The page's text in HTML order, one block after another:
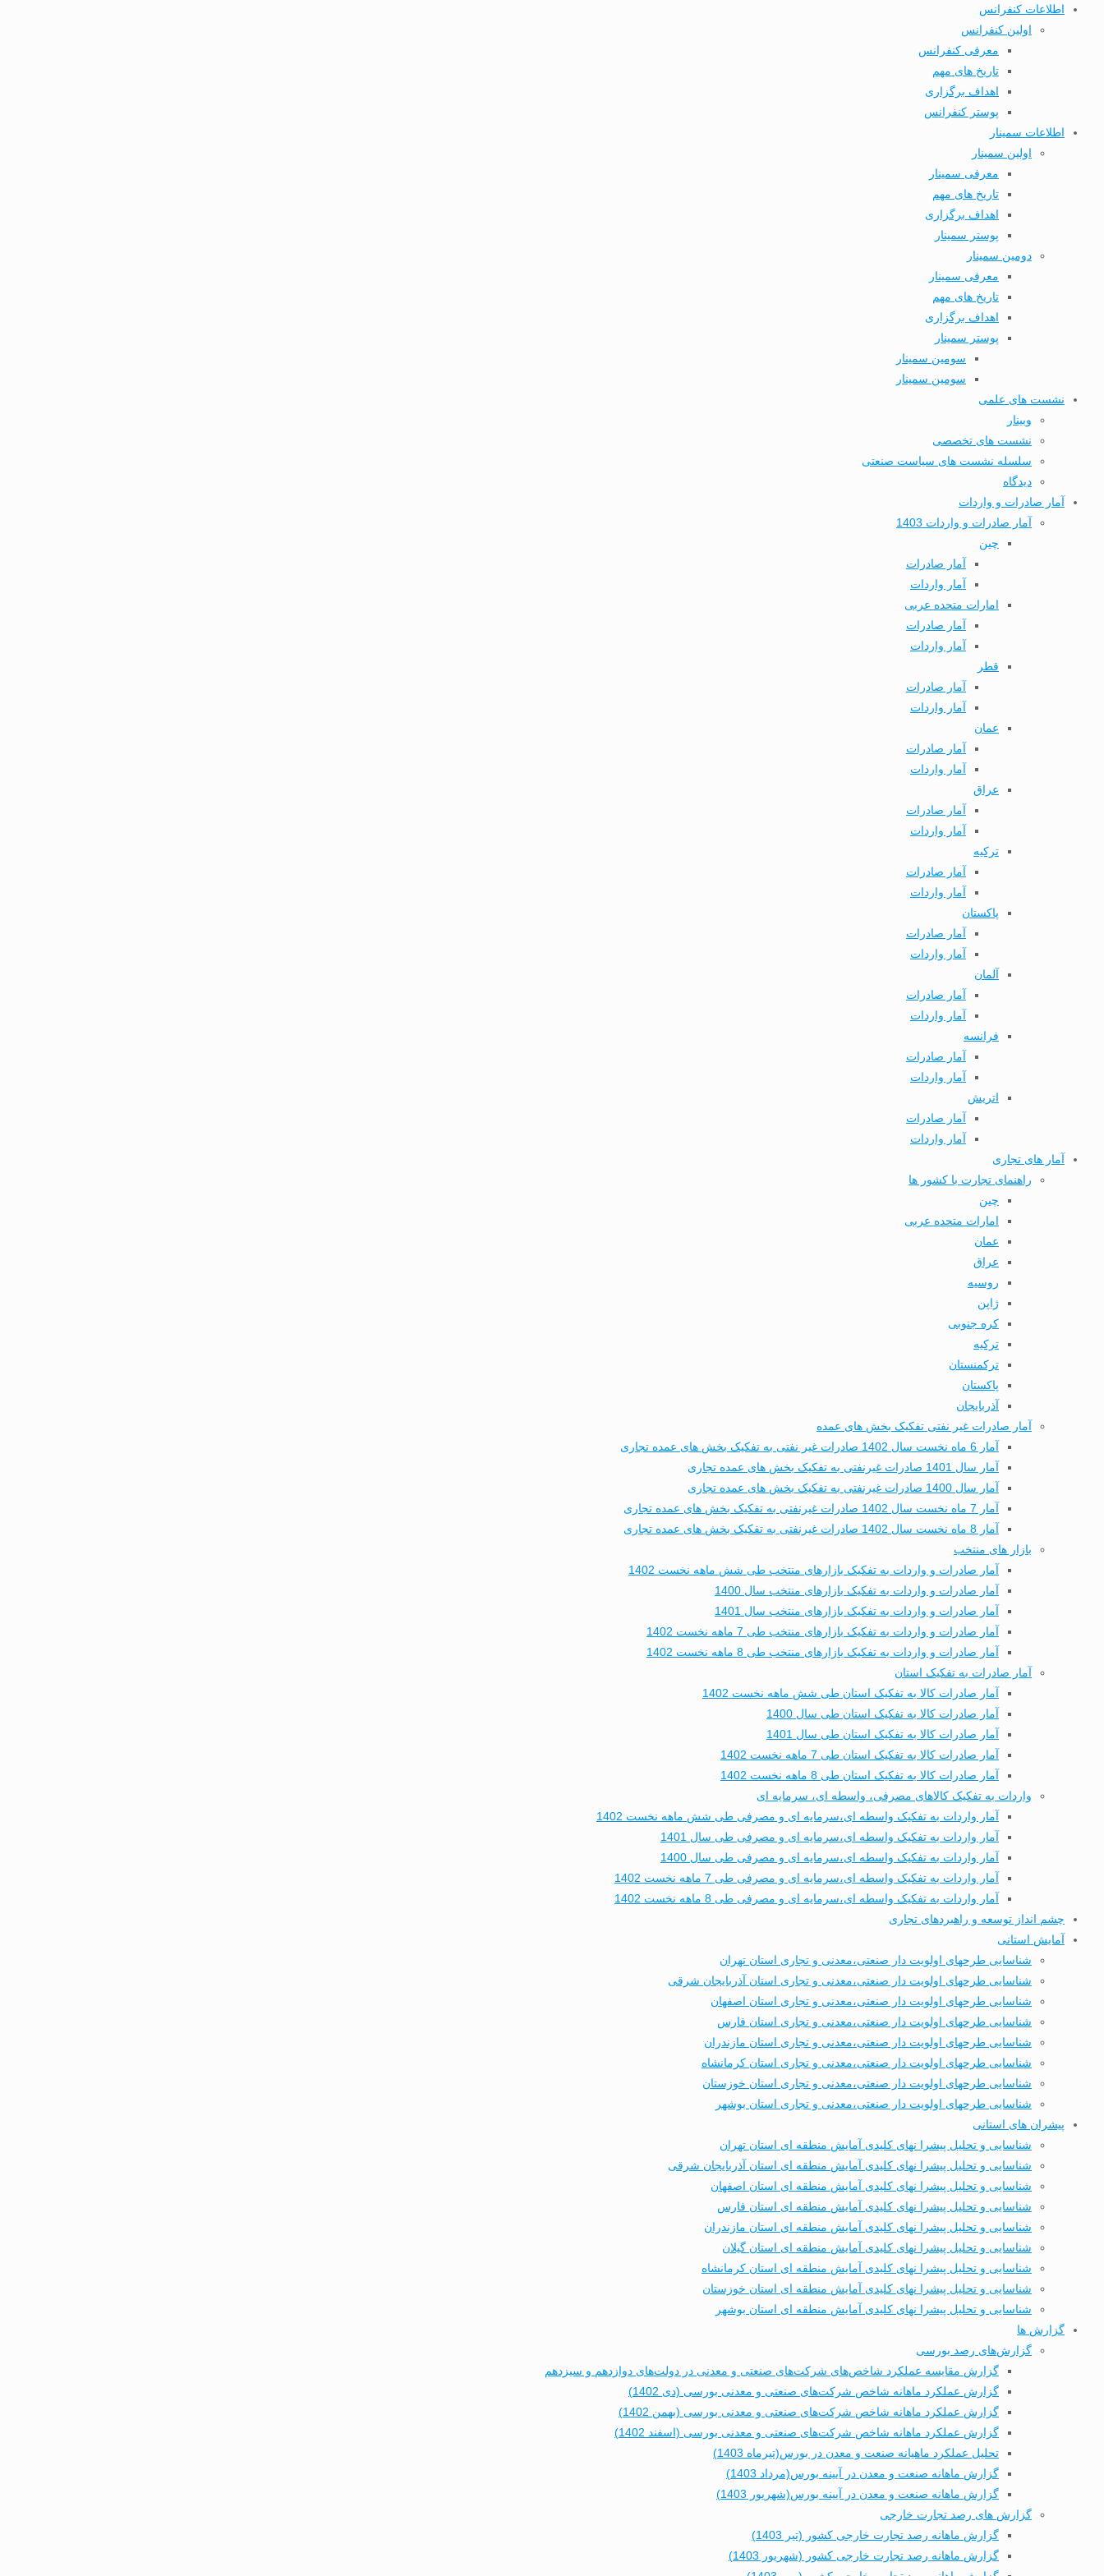
اطلاعات کنفرانس
اولین کنفرانس
معرفی کنفرانس
تاریخ های مهم
اهداف برگزاری
پوستر کنفرانس
اطلاعات سمینار
اولین سمینار
معرفی سمینار
تاریخ های مهم
اهداف برگزاری
پوستر سمینار
دومین سمینار
معرفی سمینار
تاریخ های مهم
اهداف برگزاری
پوستر سمینار
سومین سمینار
سومین سمینار
نشست های علمی
وبینار
نشست های تخصصی
سلسله نشست های سیاست صنعتی
دیدگاه
آمار صادرات و واردات
آمار صادرات و واردات 1403
چین
آمار صادرات
آمار واردات
امارات متحده عربی
آمار صادرات
آمار واردات
قطر
آمار صادرات
آمار واردات
عمان
آمار صادرات
آمار واردات
عراق
آمار صادرات
آمار واردات
ترکیه
آمار صادرات
آمار واردات
پاکستان
آمار صادرات
آمار واردات
آلمان
آمار صادرات
آمار واردات
فرانسه
آمار صادرات
آمار واردات
اتریش
آمار صادرات
آمار واردات
آمار های تجاری
راهنمای تجارت با کشور ها
چین
امارات متحده عربی
عمان
عراق
روسیه
ژاپن
کره جنوبی
ترکیه
ترکمنستان
پاکستان
آذربایجان
آمار صادرات غیر نفتی تفکیک بخش های عمده
آمار 6 ماه نخست سال 1402 صادرات غیر نفتی به تفکیک بخش های عمده تجاری
آمار سال 1401 صادرات غیرنفتی به تفکیک بخش های عمده تجاری
آمار سال 1400 صادرات غیرنفتی به تفکیک بخش های عمده تجاری
آمار 7 ماه نخست سال 1402 صادرات غیرنفتی به تفکیک بخش های عمده تجاری
آمار 8 ماه نخست سال 1402 صادرات غیرنفتی به تفکیک بخش های عمده تجاری
بازار های منتخب
آمار صادرات و واردات به تفکیک بازارهای منتخب طی شش ماهه نخست 1402
آمار صادرات و واردات به تفکیک بازارهای منتخب سال 1400
آمار صادرات و واردات به تفکیک بازارهای منتخب سال 1401
آمار صادرات و واردات به تفکیک بازارهای منتخب طی 7 ماهه نخست 1402
آمار صادرات و واردات به تفکیک بازارهای منتخب طی 8 ماهه نخست 1402
آمار صادرات به تفکیک استان
آمار صادرات کالا به تفکیک استان طی شش ماهه نخست 1402
آمار صادرات کالا به تفکیک استان طی سال 1400
آمار صادرات کالا به تفکیک استان طی سال 1401
آمار صادرات کالا به تفکیک استان طی 7 ماهه نخست 1402
آمار صادرات کالا به تفکیک استان طی 8 ماهه نخست 1402
واردات به تفکیک کالاهای مصرفی، واسطه ای، سرمایه ای
آمار واردات به تفکیک واسطه ای،سرمایه ای و مصرفی طی شش ماهه نخست 1402
آمار واردات به تفکیک واسطه ای،سرمایه ای و مصرفی طی سال 1401
آمار واردات به تفکیک واسطه ای،سرمایه ای و مصرفی طی سال 1400
آمار واردات به تفکیک واسطه ای،سرمایه ای و مصرفی طی 7 ماهه نخست 1402
آمار واردات به تفکیک واسطه ای،سرمایه ای و مصرفی طی 8 ماهه نخست 1402
چشم انداز توسعه و راهبردهای تجاری
آمایش استانی
شناسایی طرحهای اولویت دار صنعتی،معدنی و تجاری استان تهران
شناسایی طرحهای اولویت دار صنعتی،معدنی و تجاری استان آذربایجان شرقی
شناسایی طرحهای اولویت دار صنعتی،معدنی و تجاری استان اصفهان
شناسایی طرحهای اولویت دار صنعتی،معدنی و تجاری استان فارس
شناسایی طرحهای اولویت دار صنعتی،معدنی و تجاری استان مازندران
شناسایی طرحهای اولویت دار صنعتی،معدنی و تجاری استان کرمانشاه
شناسایی طرحهای اولویت دار صنعتی،معدنی و تجاری استان خوزستان
شناسایی طرحهای اولویت دار صنعتی،معدنی و تجاری استان بوشهر
پیشران های استانی
شناسایی و تحلیل پیشرا نهای کلیدی آمایش منطقه ای استان تهران
شناسایی و تحلیل پیشرا نهای کلیدی آمایش منطقه ای استان آذربایجان شرقی
شناسایی و تحلیل پیشرا نهای کلیدی آمایش منطقه ای استان اصفهان
شناسایی و تحلیل پیشرا نهای کلیدی آمایش منطقه ای استان فارس
شناسایی و تحلیل پیشرا نهای کلیدی آمایش منطقه ای استان مازندران
شناسایی و تحلیل پیشرا نهای کلیدی آمایش منطقه ای استان گیلان
شناسایی و تحلیل پیشرا نهای کلیدی آمایش منطقه ای استان کرمانشاه
شناسایی و تحلیل پیشرا نهای کلیدی آمایش منطقه ای استان خوزستان
شناسایی و تحلیل پیشرا نهای کلیدی آمایش منطقه ای استان بوشهر
گزارش ها
گزارش‌های رصد بورسی
گزارش مقایسه عملکرد شاخص‌های شرکت‌های صنعتی و معدنی در دولت‌های دوازدهم و سیزدهم
گزارش عملکرد ماهانه شاخص شرکت‌های صنعتی و معدنی بورسی (دی 1402)
گزارش عملکرد ماهانه شاخص شرکت‌های صنعتی و معدنی بورسی (بهمن 1402)
گزارش عملکرد ماهانه شاخص شرکت‌های صنعتی و معدنی بورسی (اسفند 1402)
تحلیل عملکرد ماهیانه صنعت و معدن در بورس(تیرماه 1403)
گزارش ماهانه صنعت و معدن در آیینه بورس(مرداد 1403)
گزارش ماهانه صنعت و معدن در آیینه بورس(شهریور 1403)
گزارش های رصد تجارت خارجی
گزارش ماهانه رصد تجارت خارجی کشور (تیر 1403)
گزارش ماهانه رصد تجارت خارجی کشور (شهریور 1403)